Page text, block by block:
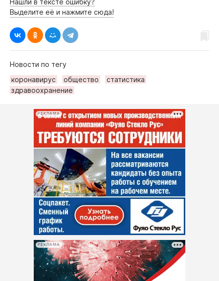
Выделите её и нажмите сюда!
Новости по тегу
коронавирус
общество
статистика
здравоохранение
РЕКЛАМА
РЕКЛАМА